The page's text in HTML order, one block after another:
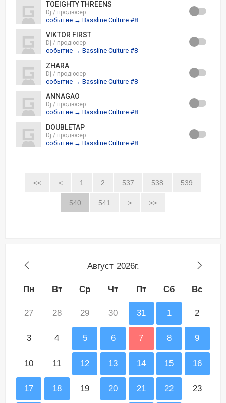
TOEIGHTY THREENS
Dj / продюсер
событие → Bassline Culture #8
VIKTOR FIRST
Dj / продюсер
событие → Bassline Culture #8
ZHARA
Dj / продюсер
событие → Bassline Culture #8
ANNAGAO
Dj / продюсер
событие → Bassline Culture #8
DOUBLETAP
Dj / продюсер
событие → Bassline Culture #8
<< < 1 2 537 538 539
540 541 > >>
Август 2026г.
Пн Вт Ср Чт Пт Сб Вс
27 28 29 30 31 1 2
3 4 5 6 7 8 9
10 11 12 13 14 15 16
17 18 19 20 21 22 23